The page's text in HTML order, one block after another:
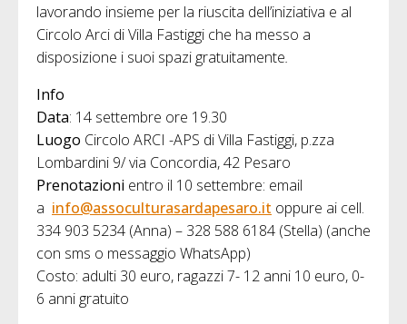
lavorando insieme per la riuscita dell’iniziativa e al
Circolo Arci di Villa Fastiggi che ha messo a
disposizione i suoi spazi gratuitamente.
Info
Data: 14 settembre ore 19.30
Luogo Circolo ARCI -APS di Villa Fastiggi, p.zza
Lombardini 9/ via Concordia, 42 Pesaro
Prenotazioni entro il 10 settembre: email
a info@assoculturasardapesaro.it oppure ai cell.
334 903 5234 (Anna) – 328 588 6184 (Stella) (anche
con sms o messaggio WhatsApp)
Costo: adulti 30 euro, ragazzi 7- 12 anni 10 euro, 0-
6 anni gratuito